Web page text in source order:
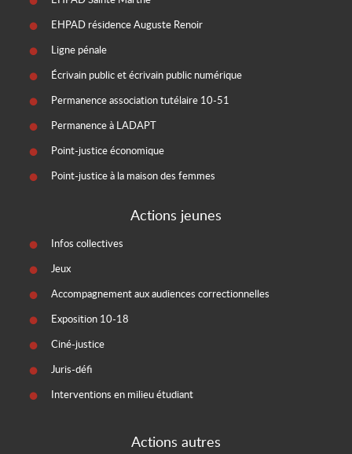
EHPAD résidence Auguste Renoir
Ligne pénale
Écrivain public et écrivain public numérique
Permanence association tutélaire 10-51
Permanence à LADAPT
Point-justice économique
Point-justice à la maison des femmes
Actions jeunes
Infos collectives
Jeux
Accompagnement aux audiences correctionnelles
Exposition 10-18
Ciné-justice
Juris-défi
Interventions en milieu étudiant
Actions autres